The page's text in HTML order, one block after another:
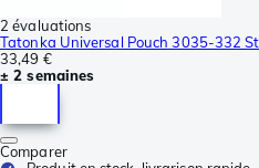
2 évaluations
Tatonka Universal Pouch 3035-332
33,49 €
± 2 semaines
Comparer